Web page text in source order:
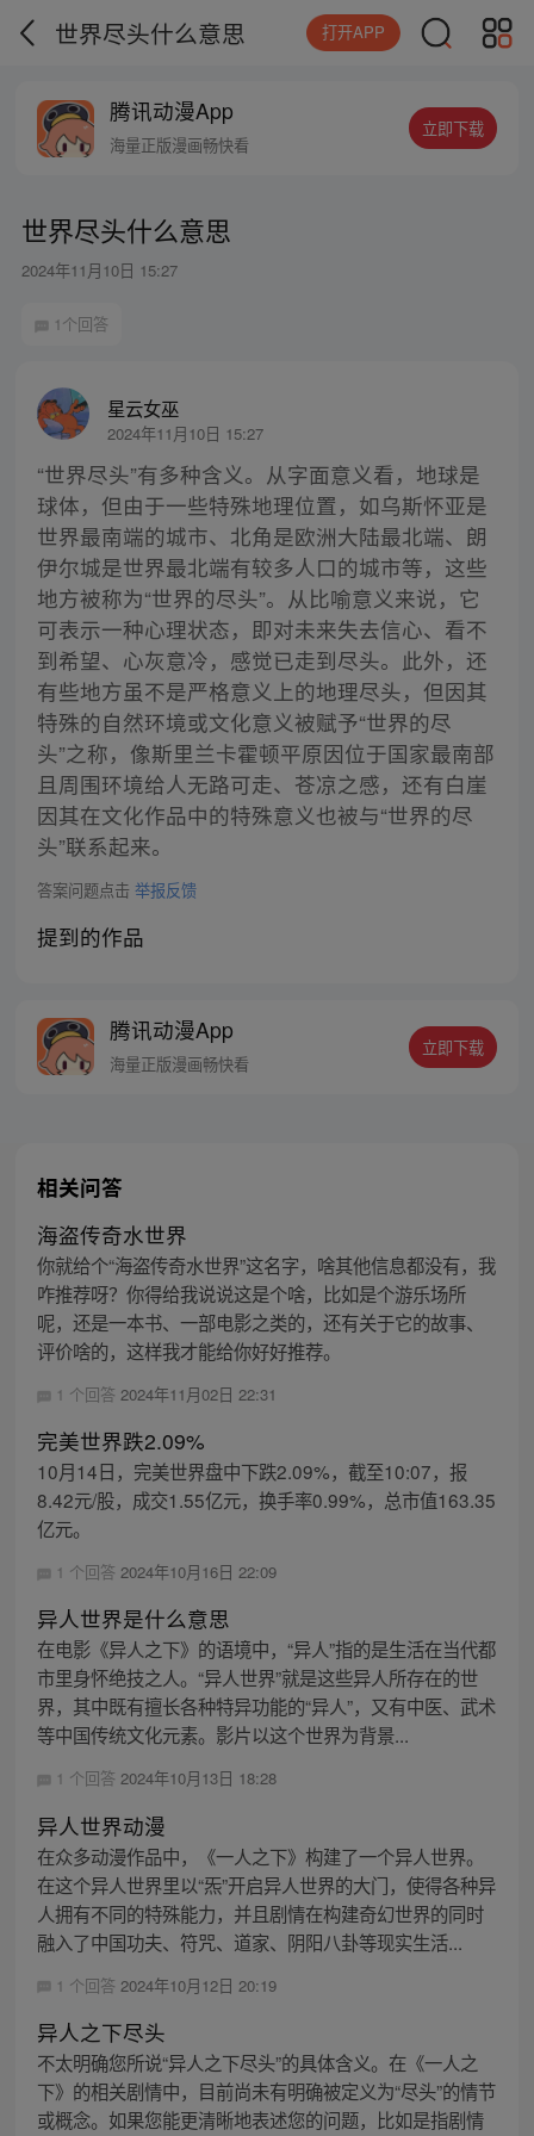
世界尽头什么意思 打开APP
腾讯动漫App
海量正版漫画畅快看
立即下载
世界尽头什么意思
2024年11月10日 15:27
1个回答
星云女巫
2024年11月10日 15:27
“世界尽头”有多种含义。从字面意义看，地球是
球体，但由于一些特殊地理位置，如乌斯怀亚是
世界最南端的城市、北角是欧洲大陆最北端、朗
伊尔城是世界最北端有较多人口的城市等，这些
地方被称为“世界的尽头”。从比喻意义来说，它
可表示一种心理状态，即对未来失去信心、看不
到希望、心灰意冷，感觉已走到尽头。此外，还
有些地方虽不是严格意义上的地理尽头，但因其
特殊的自然环境或文化意义被赋予“世界的尽
头”之称，像斯里兰卡霍顿平原因位于国家最南部
且周围环境给人无路可走、苍凉之感，还有白崖
因其在文化作品中的特殊意义也被与“世界的尽
头”联系起来。
答案问题点击 举报反馈
提到的作品
腾讯动漫App
海量正版漫画畅快看
立即下载
相关问答
海盗传奇水世界
你就给个“海盗传奇水世界”这名字，啥其他信息都没有，我
咋推荐呀？你得给我说说这是个啥，比如是个游乐场所
呢，还是一本书、一部电影之类的，还有关于它的故事、
评价啥的，这样我才能给你好好推荐。
1 个回答 2024年11月02日 22:31
完美世界跌2.09%
10月14日，完美世界盘中下跌2.09%，截至10:07，报
8.42元/股，成交1.55亿元，换手率0.99%，总市值163.35
亿元。
1 个回答 2024年10月16日 22:09
异人世界是什么意思
在电影《异人之下》的语境中，“异人”指的是生活在当代都
市里身怀绝技之人。“异人世界”就是这些异人所存在的世
界，其中既有擅长各种特异功能的“异人”，又有中医、武术
等中国传统文化元素。影片以这个世界为背景...
1 个回答 2024年10月13日 18:28
异人世界动漫
在众多动漫作品中，《一人之下》构建了一个异人世界。
在这个异人世界里以“炁”开启异人世界的大门，使得各种异
人拥有不同的特殊能力，并且剧情在构建奇幻世界的同时
融入了中国功夫、符咒、道家、阴阳八卦等现实生活...
1 个回答 2024年10月12日 20:19
异人之下尽头
不太明确您所说“异人之下尽头”的具体含义。在《一人之
下》的相关剧情中，目前尚未有明确被定义为“尽头”的情节
或概念。如果您能更清晰地表述您的问题，比如是指剧情